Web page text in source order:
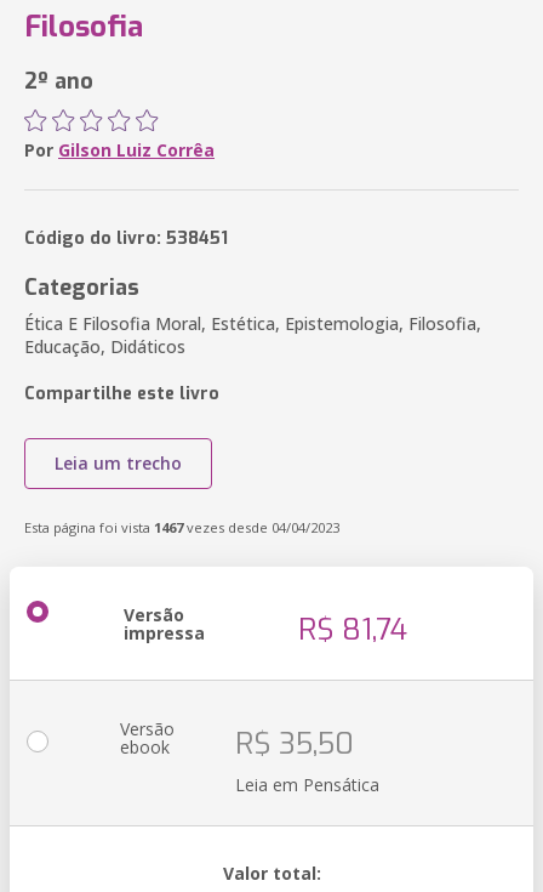
Filosofia
2º ano
Por Gilson Luiz Corrêa
Código do livro: 538451
Categorias
Ética E Filosofia Moral, Estética, Epistemologia, Filosofia,
Educação, Didáticos
Compartilhe este livro
Leia um trecho
Esta página foi vista 1467vezes desde 04/04/2023
Versão
impressa R$ 81,74
Versão
ebook R$ 35,50
Leia em Pensática
Valor total: